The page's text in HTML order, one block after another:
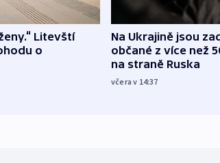
Litevští
o
Na Ukrajině jsou
občané z více než
na straně Ruska
včera v 14:37